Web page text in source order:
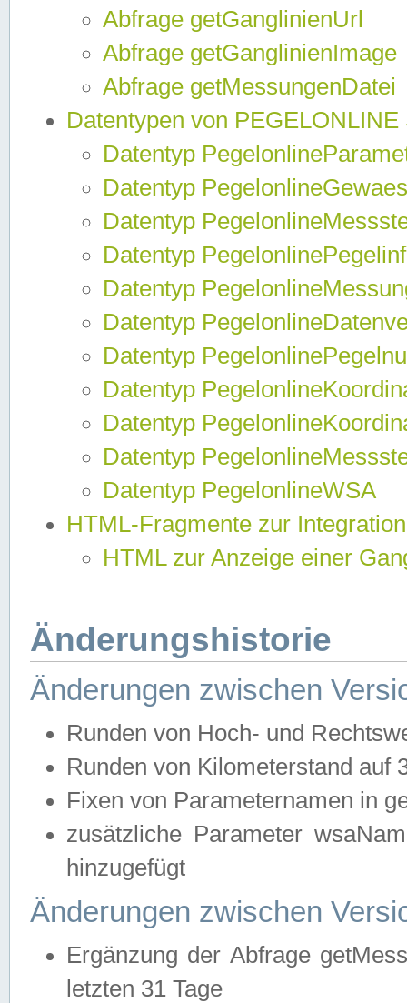
Abfrage getGanglinienUrl
Abfrage getGanglinienImage
Abfrage getMessungenDatei
Datentypen von
Datentyp
Datentyp
Datentyp
Datentyp
Datentyp
Datentyp
Datentyp
Datentyp
Datentyp
Datentyp
Datentyp PegelonlineWSA
HTML-Fragmente zur
HTML zur Anzeige einer
Änderungshistorie
Änderungen zwischen
Runden von Hoch- und
Runden von Kilometerstand auf
Fixen von Parameternamen in
zusätzliche Parameter
hinzugefügt
Änderungen zwischen
Ergänzung der Abfrage
letzten 31 Tage